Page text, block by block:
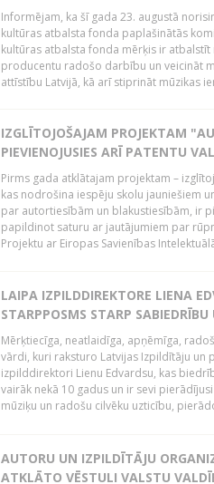
Informējam, ka šī gada 23. augustā
kultūras atbalsta fonda paplašinātās
kultūras atbalsta fonda mērķis ir
producentu radošo darbību un veicināt
attīstību Latvijā, kā arī stiprināt mūzikas
IZGLĪTOJOŠAJAM PROJEKTAM
PIEVIENOJUSIES ARĪ PATENTU
Pirms gada atklātajam projektam –
kas nodrošina iespēju skolu jauniešiem
par autortiesībām un blakustiesībām, ir
papildinot saturu ar jautājumiem par
Projektu ar Eiropas Savienības
LAIPA IZPILDDIREKTORE LIENA
STARPPOSMS STARP
Mērķtiecīga, neatlaidīga, apņēmīga,
vārdi, kuri raksturo Latvijas Izpildītāju un
izpilddirektori Lienu Edvardsu, kas
vairāk nekā 10 gadus un ir sevi
mūziķu un radošu cilvēku uzticību,
AUTORU UN IZPILDĪTĀJU
ATKLĀTO VĒSTULI VALSTU